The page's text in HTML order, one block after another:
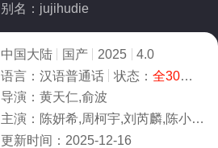
别名：jujihudie
中国大陆 国产 2025
4.0
语言： 汉语普通话 状态： 全30集
导演： 黄天仁,俞波
主演： 陈妍希,周柯宇,刘芮麟,陈小纭,谢兴阳,程雅昭
更新时间： 2025-12-16